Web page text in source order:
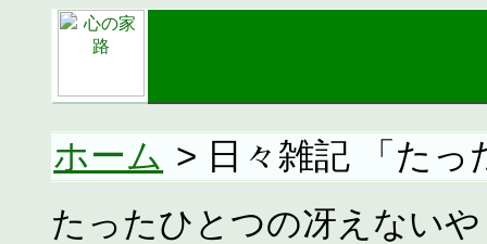
ホーム > 日々雑記 「た
たったひとつの冴えない